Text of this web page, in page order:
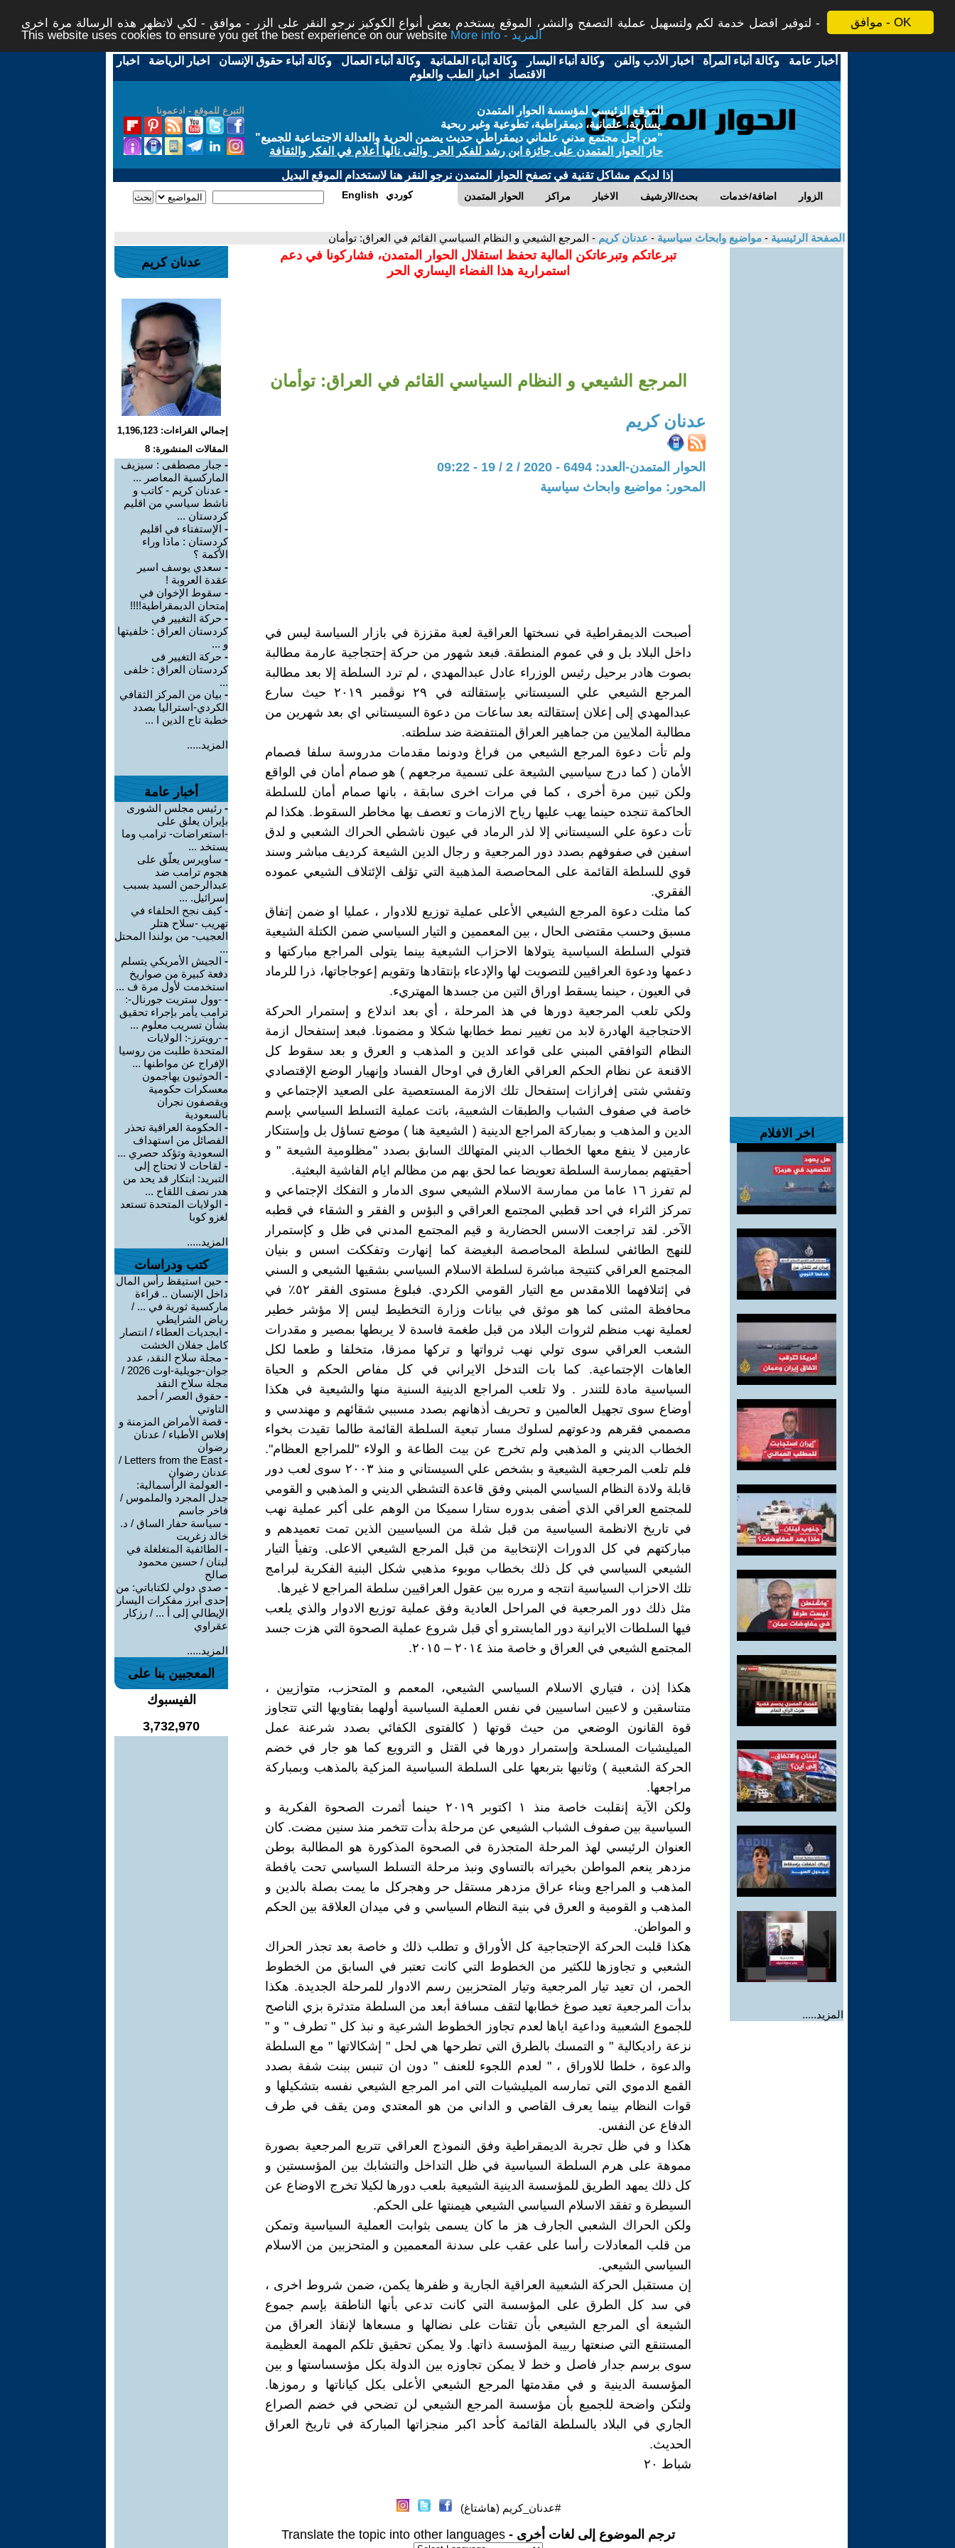
موافق - OK
لتوفير افضل خدمة لكم ولتسهيل عملية التصفح والنشر، الموقع يستخدم بعض أنواع الكوكيز نرجو النقر على الزر - موافق - لكي لاتظهر هذه الرسالة مرة اخرى -
This website uses cookies to ensure you get the best experience on our website
More info - المزيد
أخبار عامة -وكالة أنباء المرأة - اخبار الأدب والفن -وكالة أنباء اليسار -وكالة أنباء العلمانية -وكالة أنباء العمال -وكالة أنباء حقوق الإنسان - اخبار الرياضة - اخبار
الاقتصاد - اخبار الطب والعلوم
التبرع للموقع - ادعمونا
الموقع الرئيسي لمؤسسة الحوار المتمدن
يسارية، علمانية، ديمقراطية، تطوعية وغير ربحية
"من أجل مجتمع مدني علماني ديمقراطي حديث يضمن الحرية والعدالة الاجتماعية للجميع"
حاز الحوار المتمدن على جائزة ابن رشد للفكر الحر والتى نالها أعلام في الفكر والثقافة
إذا لديكم مشاكل تقنية في تصفح الحوار المتمدن نرجو النقر هنا لاستخدام الموقع البديل
الحوار المتمدن مراكز الاخبار بحث/الارشيف اضافة/خدمات الزوار English كوردي
الصفحة الرئيسية - مواضيع وابحاث سياسية - عدنان كريم - المرجع الشیعي و النظام السیاسي القائم في العراق: توأمان
اخر الافلام
المزيد.....
تبرعاتكم وتبرعاتكن المالية تحفظ استقلال الحوار المتمدن، فشاركونا في دعم
استمرارية هذا الفضاء اليساري الحر
المرجع الشیعي و النظام السیاسي القائم في العراق: توأمان
عدنان كريم
الحوار المتمدن-العدد: 6494 - 2020 / 2 / 19 - 09:22
المحور: مواضيع وابحاث سياسية
أصبحت الدیمقراطیة في نسختها العراقیة لعبة مقززة في بازار السیاسة لیس في
داخل البلاد بل و في عموم المنطقة. فبعد شهور من حرکة إحتجاجیة عارمة مطالبة
بصوت هادر برحیل رئیس الوزراء عادل عبدالمهدي ، لم ترد السلطة إلا بعد مطالبة
المرجع الشیعي علي السیستاني بإستقالته في ٢٩ نوڤمبر ٢٠١٩ حیث سارع
عبدالمهدي إلی إعلان إستقالته بعد ساعات من دعوة السیستاني اي بعد شهرین من
مطالبة الملایین من جماهیر العراق المنتفضة ضد سلطته.
ولم تأت دعوة المرجع الشیعي من فراغ ودونما مقدمات مدروسة سلفا فصمام
الأمان ( کما درج سیاسيي الشیعة علی تسمیة مرجعهم ) هو صمام أمان في الواقع
ولکن تبین مرة أخری ، کما في مرات اخری سابقة ، بانها صمام أمان للسلطة
الحاکمة تنجده حینما یهب علیها ریاح الازمات و تعصف بها مخاطر السقوط. هکذا لم
تأت دعوة علي السیستاني إلا لذر الرماد في عیون ناشطي الحراك الشعبي و لدق
اسفین في صفوفهم بصدد دور المرجعیة و رجال الدین الشیعة کردیف مباشر وسند
قوي للسلطة القائمة علی المحاصصة المذهبیة التي تؤلف الإئتلاف الشیعي عموده
الفقري.
کما مثلت دعوة المرجع الشیعي الأعلی عملیة توزیع للادوار ، عملیا او ضمن إتفاق
مسبق وحسب مقتضی الحال ، بین المعممین و التیار السیاسي ضمن الکتلة الشیعیة
فتولي السلطة السیاسیة یتولاها الاحزاب الشیعیة بینما یتولی المراجع مبارکتها و
دعمها ودعوة العراقیین للتصویت لها والإدعاء بإنتقادها وتقویم إعوجاجاتها، ذرا للرماد
في العیون ، حینما یسقط اوراق التین من جسدها المهتريء.
ولکي تلعب المرجعیة دورها في هذ‌ المرحلة ، أي بعد اندلاع و إستمرار الحرکة
الاحتجاجیة الهادرة لابد من تغییر نمط خطابها شکلا و مضمونا. فبعد إستفحال ازمة
النظام التوافقي المبني علی قواعد الدین و المذهب و العرق و بعد سقوط کل
الاقنعة عن نظام الحکم العراقي الغارق في اوحال الفساد وإنهیار الوضع الإقتصادي
وتفشي شتی إفرازات إستفحال تلك الازمة المستعصیة علی الصعید الإجتماعي و
خاصة في صفوف الشباب والطبقات الشعبیة، باتت عملیة التسلط السیاسي بإسم
الدین و المذهب و بمبارکة المراجع الدینیة ( الشیعیة هنا ) موضع تساؤل بل وإستنکار
عارمین لا ینفع معها الخطاب الدیني المتهالك السابق بصدد "مظلومیة الشیعة " و
أحقیتهم بممارسة السلطة تعویضا عما لحق بهم من مظالم ایام الفاشیة البعثیة.
لم تفرز ١٦ عاما من ممارسة الاسلام الشیعي سوی الدمار و التفکك الإجتماعي و
تمرکز الثراء في احد قطبي المجتمع العراقي و البؤس و الفقر و الشقاء في قطبه
الآخر. لقد تراجعت الاسس الحضاریة و قیم المجتمع المدني في ظل و کإستمرار
للنهج الطائفي لسلطة المحاصصة البغیضة کما إنهارت وتفککت اسس و بنیان
المجتمع العراقي کنتیجة مباشرة لسلطة الاسلام السیاسي بشقیها الشیعي و السني
في إئتلافهما اللامقدس مع التیار القومي الکردي. فبلوغ مستوی الفقر ٥٢٪ في
محافظة المثنی کما هو موثق في بیانات وزارة التخطیط لیس إلا مؤشر خطیر
لعملیة نهب منظم لثروات البلاد من قبل طغمة فاسدة لا یربطها بمصیر و مقدرات
الشعب العراقي سوی تولي نهب ثرواتها و ترکها ممزقا، متخلفا و طعما لکل
العاهات الإجتماعیة. کما بات التدخل الایراني في کل مفاص الحکم و الحیاة
السیاسیة مادة للتندر . ولا تلعب المراجع الدینیة السنیة منها والشیعیة في هکذا
أوضاع سوی تجهیل العالمین و تحریف أذهانهم بصدد مسببي شقائهم و مهندسي و
مصممي فقرهم ودعوتهم لسلوك مسار تبعیة السلطة القائمة طالما تقیدت بخواء
الخطاب الدیني و المذهبي ولم تخرج عن بیت الطاعة و الولاء "للمراجع العظام".
فلم تلعب المرجعیة الشیعیة و بشخص علي السیستاني و منذ ٢٠٠٣ سوی لعب دور
قابلة ولادة النظام السیاسي المبني وفق قاعدة التشظي الدیني و المذهبي و القومي
للمجتمع العراقي الذي أضفی بدوره ستارا سمیکا من الوهم علی أکبر عملیة نهب
في تاریخ الانظمة السیاسیة من قبل شلة من السیاسیین الذين تمت تعمیدهم و
مبارکتهم في کل الدورات الإنتخابیة من قبل المرجع الشیعي الاعلی. وتفیأ التیار
الشیعي السیاسي في کل ذلك بخطاب موبوء مذهبي شکل البنیة الفکریة لبرامج
تلك الاحزاب السیاسیة انتجه و مرره بین عقول العراقیین سلطة المراجع لا غیرها.
مثل ذلك دور المرجعیة في المراحل العادیة وفق عملیة توزیع الادوار والذي یلعب
فیها السلطات الایرانیة دور المایسترو أي قبل شروع عملیة الصحوة التي هزت جسد
المجتمع الشیعي في العراق و خاصة منذ ٢٠١٤ – ٢٠١٥.
هکذا إذن ، فتیاري الاسلام السیاسي الشیعي، المعمم و المتحزب، متوازیین ،
متناسقین و لاعبین اساسیین في نفس العملیة السیاسیة أولهما بفتاویها التي تتجاوز
قوة القانون الوضعي من حیث قوتها ( کالفتوی الکفائي بصدد شرعنة عمل
المیلیشیات المسلحة وإستمرار دورها في القتل و الترویع کما هو جار في خضم
الحرکة الشعبیة ) وثانیها بتربعها علی السلطة السیاسیة المزکیة بالمذهب وبمبارکة
مراجعها.
ولکن الآیة إنقلبت خاصة منذ ١ اکتوبر ٢٠١٩ حینما أثمرت الصحوة الفکریة و
السیاسیة بین صفوف الشباب الشیعي عن مرحلة بدأت تتخمر منذ سنین مضت. کان
العنوان الرئیسي لهذ‌ المرحلة المتجذرة في الصحوة المذکورة هو المطالبة بوطن
مزدهر ینعم المواطن بخیراته بالتساوي ونبذ مرحلة التسلط السیاسي تحت یافطة
المذهب و المراجع وبناء عراق مزدهر مستقل حر وهجرکل ما یمت بصلة بالدین و
المذهب و القومیة و العرق في بنیة النظام السیاسي و في میدان العلاقة بین الحکم
و المواطن.
هکذا قلبت الحرکة الإحتجاجیة کل الأوراق و تطلب ذلك و خاصة بعد تجذر الحراك
الشعبي و تجاوزها للکثیر من الخطوط التي کانت تعتبر في السابق من الخطوط
الحمر، ان تعید تیار المرجعیة وتیار المتحزبین رسم الادوار للمرحلة الجدیدة. هکذا
بدأت المرجعیة تعید صوغ خطابها لتقف مسافة أبعد من السلطة متدثرة بزي الناصح
للجموع الشعبیة وداعیة ایاها لعدم تجاوز الخطوط الشرعیة و نبذ کل " تطرف " و "
نزعة رادیکالیة " و التمسك بالطرق التي تطرحها هي لحل " إشکالاتها " مع السلطة
والدعوة ، خلطا للاوراق ، " لعدم اللجوء للعنف " دون ان تنبس ببنت شفة بصدد
القمع الدموي التي تمارسه المیلیشیات التي امر المرجع الشیعي نفسه بتشکیلها و
قوات النظام بینما یعرف القاصي و الداني من هو المعتدي ومن یقف في طرف
الدفاع عن النفس.
هکذا و في ظل تجربة الدیمقراطیة وفق النموذج العراقي تتربع المرجعیة بصورة
مموهة علی هرم السلطة السیاسیة في ظل التداخل والتشابك بین المؤسستین و
کل ذلك یمهد الطریق للمؤسسة الدینیة الشیعیة بلعب دورها لکیلا تخرج الاوضاع عن
السیطرة و تفقد الاسلام السیاسي الشیعي هیمنتها علی الحکم.
ولکن الحراك الشعبي الجارف هز ما کان یسمی بثوابت العملیة السیاسیة وتمکن
من قلب المعادلات رأسا علی عقب علی سدنة المعممین و المتحزبین من الاسلام
السیاسي الشیعي.
إن مستقبل الحرکة الشعبیة العراقیة الجاریة و ظفرها یکمن، ضمن شروط اخری ،
في سد کل الطرق علی المؤسسة التي کانت تدعي بأنها الناطقة بإسم جموع
الشیعة أي المرجع الشیعي بأن تقتات علی نضالها و مسعاها لإنقاذ العراق من
المستنقع التي صنعتها ربیبة المؤسسة ذاتها. ولا یمکن تحقیق تلكم المهمة العظیمة
سوی برسم جدار فاصل و خط لا یمکن تجاوزه بین الدولة بکل مؤسساستها و بین
المؤسسة الدینیة و في مقدمتها المرجع الشیعي الأعلی بکل کیاناتها و رموزها.
ولتکن واضحة للجمیع بأن مؤسسة المرجع الشیعي لن تضحي في خضم الصراع
الجاري في البلاد بالسلطة القائمة کأحد اکبر منجزاتها المبارکة في تاریخ العراق
الحدیث.
شباط ٢٠
#عدنان_كريم (هاشتاغ)
ترجم الموضوع إلى لغات أخرى - Translate the topic into other languages
عدنان كريم
إجمالي القراءات: 1,196,123
المقالات المنشورة: 8
- جبار مصطفی : سیزیف
المارکسیة المعاصر ...
- عدنان کریم - کاتب و
ناشط سیاسي من اقليم
كردستان ...
- الإستفتاء في اقلیم
کردستان : ماذا وراء
الأکمة ؟
- سعدي يوسف اسير
عقدة العروبة !
- سقوط الإخوان في
إمتحان الديمقراطية!!!!
- حرکة التغییر في
کردستان العراق : خلفیتها
و ...
- حرکة التغییر فی
کردستان العراق : خلفی
...
- بيان من المركز الثقافي
الكردي-استراليا بصدد
خطبة تاج الدين ا ...
المزيد.....
أخبار عامة
- رئيس مجلس الشورى
بإيران يعلق على
-استعراضات- ترامب وما
يستخد ...
- ساويرس يعلّق على
هجوم ترامب ضد
عبدالرحمن السيد بسبب
إسرائيل. ...
-كيف نجح الحلفاء في
تهريب -سلاح هتلر
العجيب- من بولندا المحتل
...
- الجيش الأمريكي يتسلم
دفعة كبيرة من صواريخ
استخدمت لأول مرة ف ...
- -وول ستريت جورنال-:
ترامب يأمر بإجراء تحقيق
بشأن تسريب معلوم ...
- -رويترز-: الولايات
المتحدة طلبت من روسيا
الإفراج عن مواطنها ...
- الحوثيون يهاجمون
معسكرات حكومية
ويقصفون نجران
بالسعودية
- الحكومة العراقية تحذر
الفصائل من استهداف
السعودية وتؤكد حصري ...
- لقاحات لا تحتاج إلى
التبريد: ابتكار قد يحد من
هدر نصف اللقاح ...
- الولايات المتحدة تستعد
لغزو كوبا
المزيد.....
كتب ودراسات
- حين استيقظ رأس المال
داخل الإنسان .. قراءة
ماركسية ثورية في ... /
رياض الشرايطي
- ابجديات العطاء / انتصار
كامل جفلان الخشت
- مجلة سلاح النقد، عدد
جوان-جويلية-اوت 2026 /
مجلة سلاح النقد
- حقوق العصر / أحمد
التاوتي
- قصة الأمراض المزمنة و
إفلاس الأطباء / عدنان
رضوان
-
Letters from the East /
عدنان رضوان
- العولمة الرأسمالية:
جدل المجرد والملموس /
فاخر جاسم
- سياسة حفار الساق / د.
خالد زغريت
- الطائفية المتغلغلة في
لبنان / حسين محمود
صالح
- صدى دولي لكتاباتي: من
إحدى أبرز مفكرات اليسار
الإيطالي إلى أ ... / رزكار
عقراوي
المزيد.....
المعجبين بنا على
الفيسبوك
3,732,970